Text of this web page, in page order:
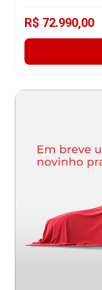
R$ 72.990,00